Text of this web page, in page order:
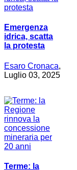
Emergenza
idrica, scatta
la protesta
Esaro Cronaca,
Luglio 03, 2025
Terme: la